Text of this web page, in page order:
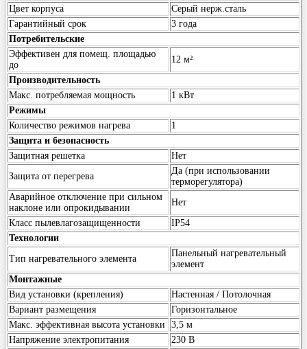
Цвет корпуса
Серый нерж.сталь
Гарантийный срок
3 года
Потребительские
Эффективен для помещ. площадью
до
12 м²
Производительность
Макс. потребляемая мощность
1 кВт
Режимы
Количество режимов нагрева
1
Защита и безопасность
Защитная решетка
Нет
Защита от перегрева
Да (при использовании
терморегулятора)
Аварийное отключение при сильном
наклоне или опрокидывании
Нет
Класс пылевлагозащищенности
IP54
Технологии
Тип нагревательного элемента
Панельный нагревательный
элемент
Монтажные
Вид установки (крепления)
Настенная / Потолочная
Вариант размещения
Горизонтальное
Макс. эффективная высота установки
3,5 м
Напряжение электропитания
230 В